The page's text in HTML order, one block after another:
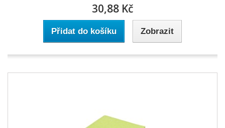
30,88 Kč
Přidat do košíku Zobrazit